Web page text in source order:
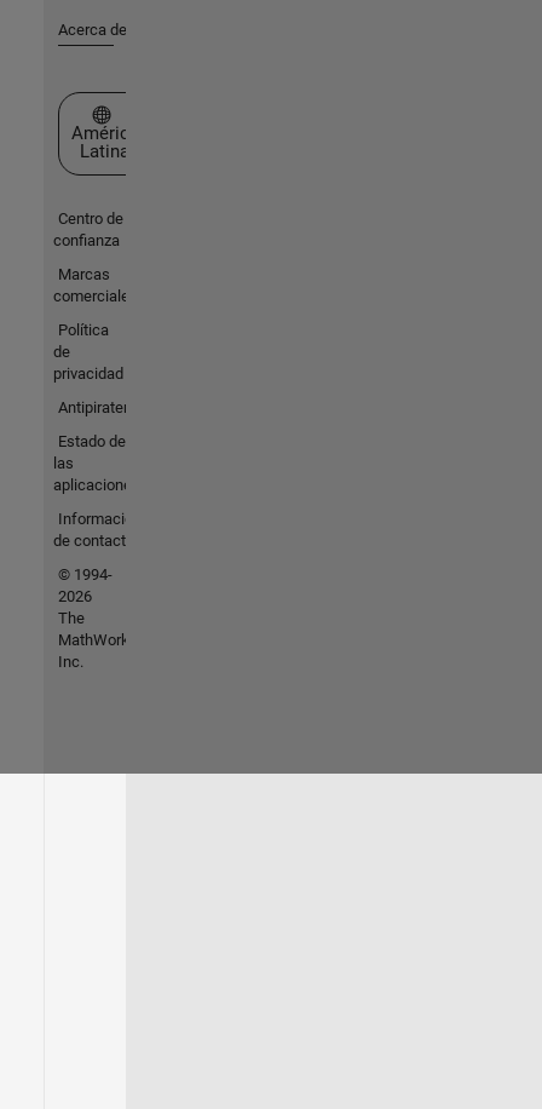
Acerca de MathWorks
Seleccione un país/idioma
América
Latina
Centro de
confianza
Marcas
comerciales
Política
de
privacidad
Antipiratería
Estado de
las
aplicaciones
Información
de contacto
© 1994-
2026
The
MathWorks,
Inc.